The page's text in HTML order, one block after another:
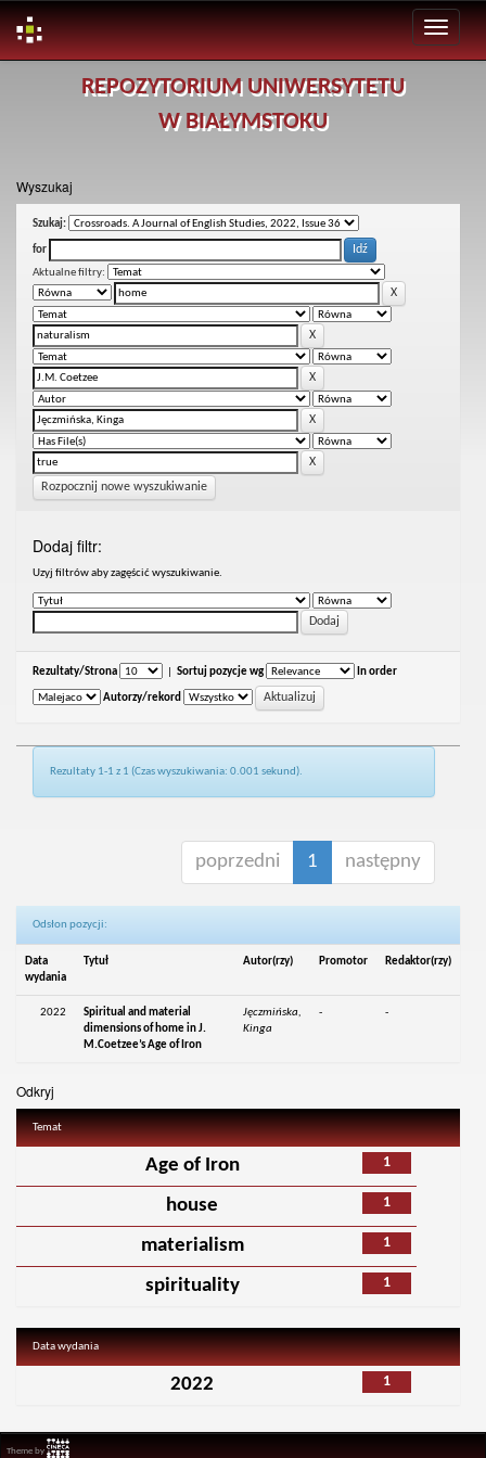
REPOZYTORIUM UNIWERSYTETU
W BIAŁYMSTOKU
Wyszukaj
Szukaj:
for
Aktualne filtry:
Rozpocznij nowe wyszukiwanie
Dodaj filtr:
Uzyj filtrów aby zagęścić wyszukiwanie.
Rezultaty/Strona Sortuj pozycje wg In order
Autorzy/rekord
Rezultaty 1-1 z 1 (Czas wyszukiwania: 0.001 sekund).
poprzedni 1 następny
Odsłon pozycji:
Data
wydania
Tytuł Autor(rzy) Promotor Redaktor(rzy)
2022
Spiritual and material
dimensions of home in J.
M.Coetzee’s Age of Iron
Jęczmińska,
Kinga
- -
Odkryj
Temat
1
Age of Iron
1
house
1
materialism
1
spirituality
Data wydania
1
2022
Theme by